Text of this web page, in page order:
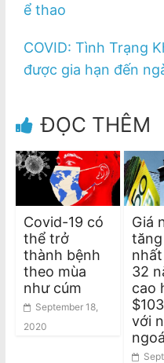
ể thao
COVID: Tình Trạng
được gia hạn đến
ĐỌC THÊM
Covid-19 có
thể trở
thành bệnh
theo mùa
như cúm
September 18,
2020
Giá
32
cao
với